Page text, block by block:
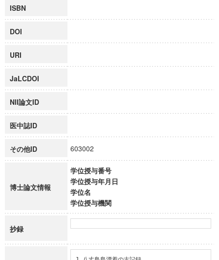
ISBN
DOI
URI
JaLCDOI
NII論文ID
医中誌ID
その他ID 603002
博士論文情報
学位授与番号
学位授与年月日
学位名
学位授与機関
抄録